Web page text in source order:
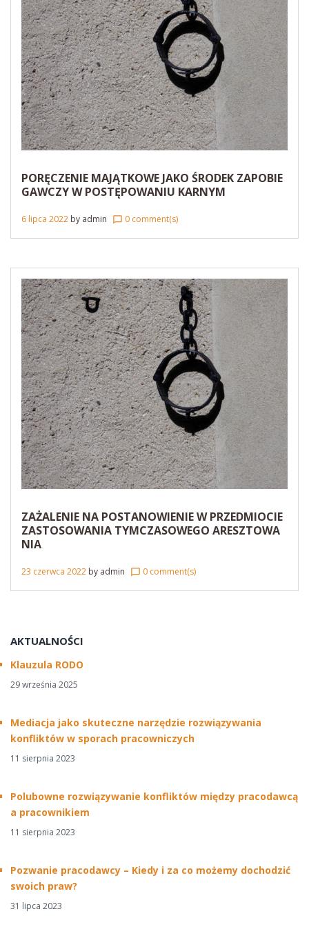
PORĘCZENIE MAJĄTKOWE JAKO ŚRODEK ZAPOBIE
GAWCZY W POSTĘPOWANIU KARNYM
6 lipca 2022 by admin chat_bubble_outline 0 comment(s)
ZAŻALENIE NA POSTANOWIENIE W PRZEDMIOCIE
ZASTOSOWANIA TYMCZASOWEGO ARESZTOWA
NIA
23 czerwca 2022 by admin chat_bubble_outline 0 comment(s)
AKTUALNOŚCI
Klauzula RODO
29 września 2025
Mediacja jako skuteczne narzędzie rozwiązywania
konfliktów w sporach pracowniczych
11 sierpnia 2023
Polubowne rozwiązywanie konfliktów między pracodawcą
a pracownikiem
11 sierpnia 2023
Pozwanie pracodawcy – Kiedy i za co możemy dochodzić
swoich praw?
31 lipca 2023